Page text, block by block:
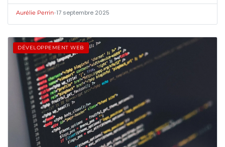
Aurélie Perrin•17 septembre 2025
DÉVELOPPEMENT WEB